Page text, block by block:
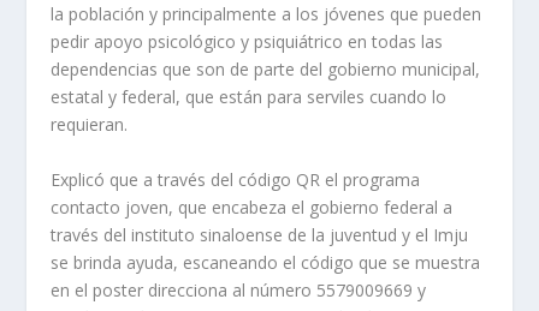
la población y principalmente a los jóvenes que pueden
pedir apoyo psicológico y psiquiátrico en todas las
dependencias que son de parte del gobierno municipal,
estatal y federal, que están para serviles cuando lo
requieran.
Explicó que a través del código QR el programa
contacto joven, que encabeza el gobierno federal a
través del instituto sinaloense de la juventud y el Imju
se brinda ayuda, escaneando el código que se muestra
en el poster direcciona al número 5579009669 y